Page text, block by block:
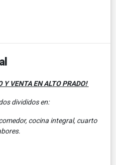
Y VENTA EN ALTO PRADO!
divididos en:
cocina integral, cuarto